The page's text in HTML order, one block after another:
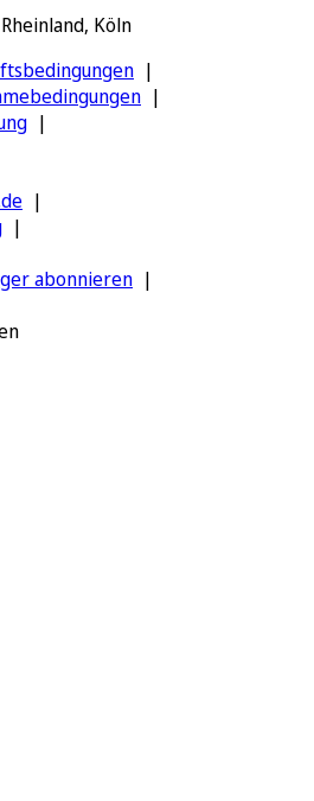
Köln
abonnieren